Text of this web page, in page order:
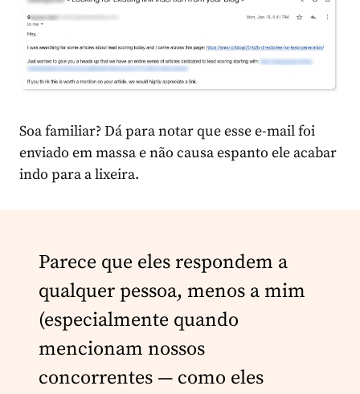
Soa familiar? Dá para notar que esse e-mail foi
enviado em massa e não causa espanto ele acabar
indo para a lixeira.
Parece que eles respondem a
qualquer pessoa, menos a mim
(especialmente quando
mencionam nossos
concorrentes — como eles